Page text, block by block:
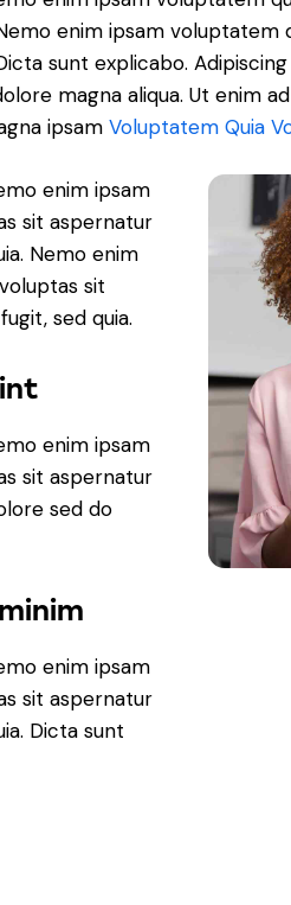
enim ipsam voluptatem
sunt explicabo.
magna aliqua. Ut enim
ipsam Voluptatem Quia
enim ipsam
sit aspernatur
Nemo enim
sit
sed quia.
enim ipsam
sit aspernatur
sed do
enim ipsam
sit aspernatur
Dicta sunt